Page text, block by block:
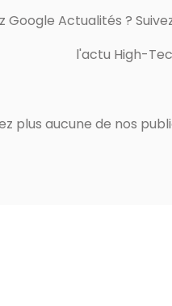
Google Actualités ?
l'actu High-
plus aucune de nos